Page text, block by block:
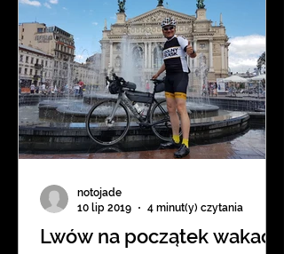
Lwów na początek wakacji
notojade
10 lip 2019
4 minut(y) czytania